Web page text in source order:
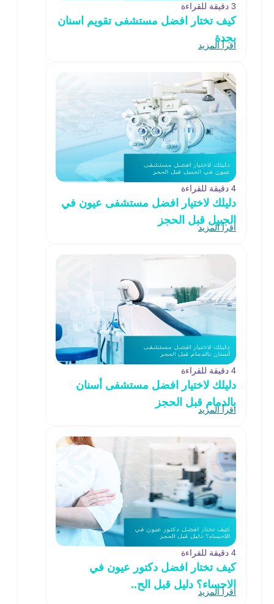
3 دقيقة للقراءة
كيف تختار افضل مستشفى تقويم اسنان
بجدة
اقرأ المزيد
4 دقيقة للقراءة
دليلك لاختيار افضل مستشفى عيون في
الجبيل قبل الحجز
اقرأ المزيد
4 دقيقة للقراءة
دليلك لاختيار افضل مستشفى أسنان
بالدمام قبل الحجز
اقرأ المزيد
4 دقيقة للقراءة
كيف تختار افضل دكتور عيون في
الاحساء؟ دليل قبل الح..
اقرأ المزيد